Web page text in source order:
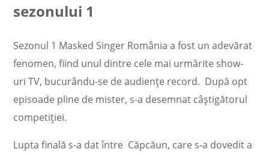
sezonului 1
Sezonul 1 Masked Singer România a fost un adevărat
fenomen, fiind unul dintre cele mai urmărite show-
uri TV, bucurându-se de audiențe record. După opt
episoade pline de mister, s-a desemnat câștigătorul
competiției.
Lupta finală s-a dat între Căpcăun, care s-a dovedit a